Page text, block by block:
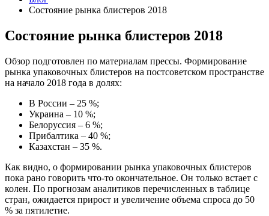
Состояние рынка блистеров 2018
Состояние рынка блистеров 2018
Обзор подготовлен по материалам прессы. Формирование
рынка упаковочных блистеров на постсоветском пространстве
на начало 2018 года в долях:
В России – 25 %;
Украина – 10 %;
Белоруссия – 6 %;
Прибалтика – 40 %;
Казахстан – 35 %.
Как видно, о формировании рынка упаковочных блистеров
пока рано говорить что-то окончательное. Он только встает с
колен. По прогнозам аналитиков перечисленных в таблице
стран, ожидается прирост и увеличение объема спроса до 50
% за пятилетие.